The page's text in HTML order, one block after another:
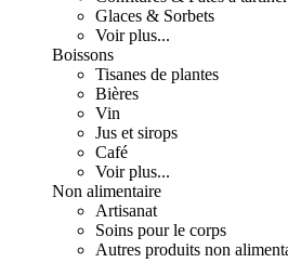
Glaces & Sorbets
Voir plus...
Boissons
Tisanes de plantes
Bières
Vin
Jus et sirops
Café
Voir plus...
Non alimentaire
Artisanat
Soins pour le corps
Autres produits non